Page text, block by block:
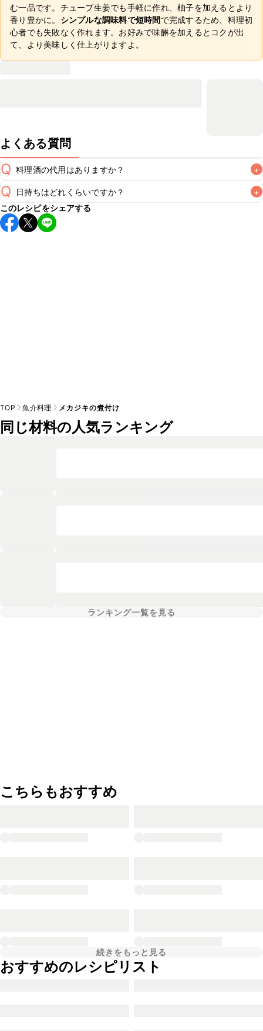
む一品です。チューブ生姜でも手軽に作れ、柚子を加えるとより
香り豊かに。 シンプルな調味料で短時間で完成するため、料理初
心者でも失敗なく作れます。お好みで味醂を加えるとコクが出
て、より美味しく仕上がりますよ。
よくある質問
Q 料理酒の代用はありますか？ +
A
Q 日持ちはどれくらいですか？ +
保存期間は冷蔵で翌日中が目安です。なるべくお早めにお召
し上がりください。
このレシピをシェアする
TOP 魚介料理 メカジキの煮付け
同じ材料の人気ランキング
ランキング一覧を見る
こちらもおすすめ
続きをもっと見る
おすすめのレシピリスト